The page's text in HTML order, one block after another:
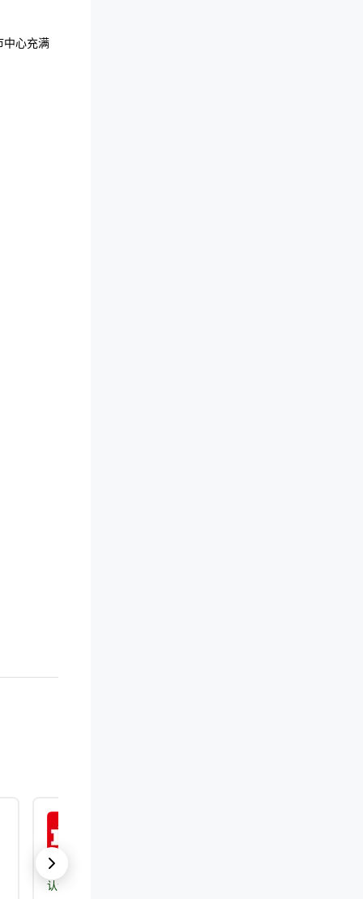
中心充满
认证机构：